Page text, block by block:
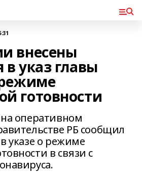
внесены
указ главы
готовности
оперативном
РБ сообщил
указе о режиме
в связи с